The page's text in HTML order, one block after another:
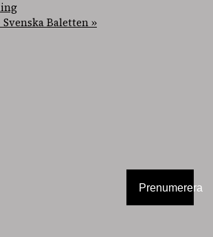
Baletten»
Prenumerera